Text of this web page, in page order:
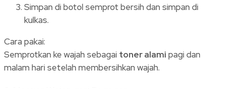
Simpan di botol semprot bersih dan simpan di
kulkas.
Cara pakai:
Semprotkan ke wajah sebagai toner alami pagi dan
malam hari setelah membersihkan wajah.